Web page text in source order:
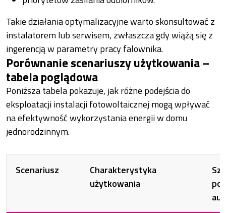
Takie działania optymalizacyjne warto skonsultować z
instalatorem lub serwisem, zwłaszcza gdy wiążą się z
ingerencją w parametry pracy falownika.
Porównanie scenariuszy użytkowania –
tabela poglądowa
Poniższa tabela pokazuje, jak różne podejścia do
eksploatacji instalacji fotowoltaicznej mogą wpływać
na efektywność wykorzystania energii w domu
jednorodzinnym.
Scenariusz
Charakterystyka
użytkowania